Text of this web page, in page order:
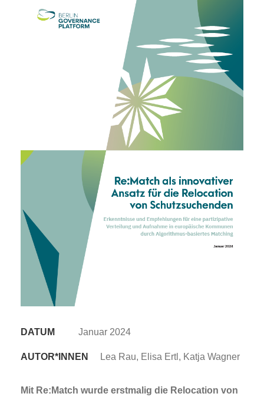
DATUM Januar 2024
AUTOR*INNEN Lea Rau, Elisa Ertl, Katja Wagner
Mit Re:Match wurde erstmalig die Relocation von